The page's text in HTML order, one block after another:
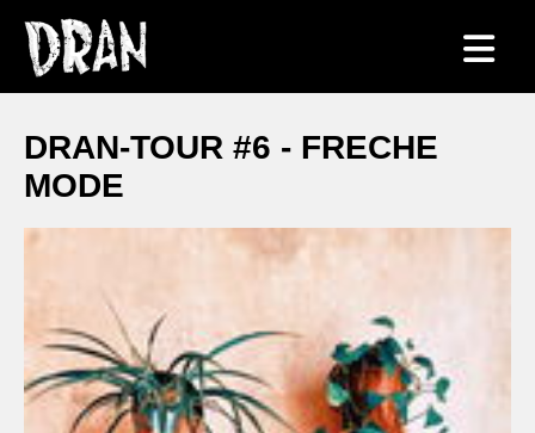
DRAN-TOUR #6 - FRECHE
MODE